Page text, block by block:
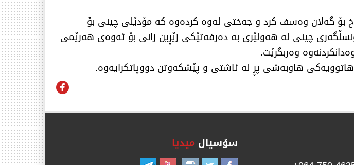
بۆ گەلان وەسف کرد و جەختی لەوە کردەوە کە مۆدێلی چینی بۆ
چینی لە هەولێری بە دەرفەتێکی زێڕین زانی بۆ ئەوەی هەرێمی
وەربگرێت.
هاوبەشی پڕ لە ئاشتی و پێشکەوتن دووپاتکرایەوە.
سۆسیال میدیا